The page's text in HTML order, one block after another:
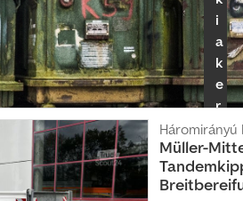
i
a
k
e
r
e
s
k
e
Müller-